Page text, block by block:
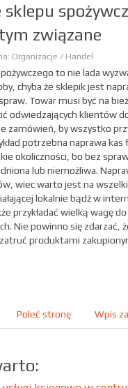
sklepu
związane
Organizacje / Handel
to nie lada
chyba że sklepik jest
Towar musi być na
odwiedzających klientów
zamówień, by wszystko
potrzebna naprawa kas
okoliczności, bo bez
lub niemożliwa.
wiec warto jest na
lokalnie bądź w
przykładać wielką wagę
Nie powinno się zdarzać,
produktami
Poleć stronę Wpis